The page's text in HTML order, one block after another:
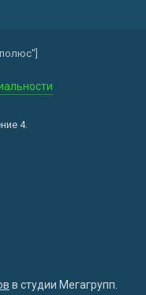
4.
в студии Мегагрупп.